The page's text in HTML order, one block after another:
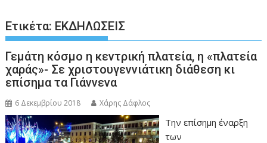
Ετικέτα: ΕΚΔΗΛΩΣΕΙΣ
Γεμάτη κόσμο η κεντρική πλατεία, η «πλατεία
χαράς»- Σε χριστουγεννιάτικη διάθεση κι
επίσημα τα Γιάννενα
6 Δεκεμβρίου 2018 Χάρης Δάφλος
Την επίσημη έναρξη
των